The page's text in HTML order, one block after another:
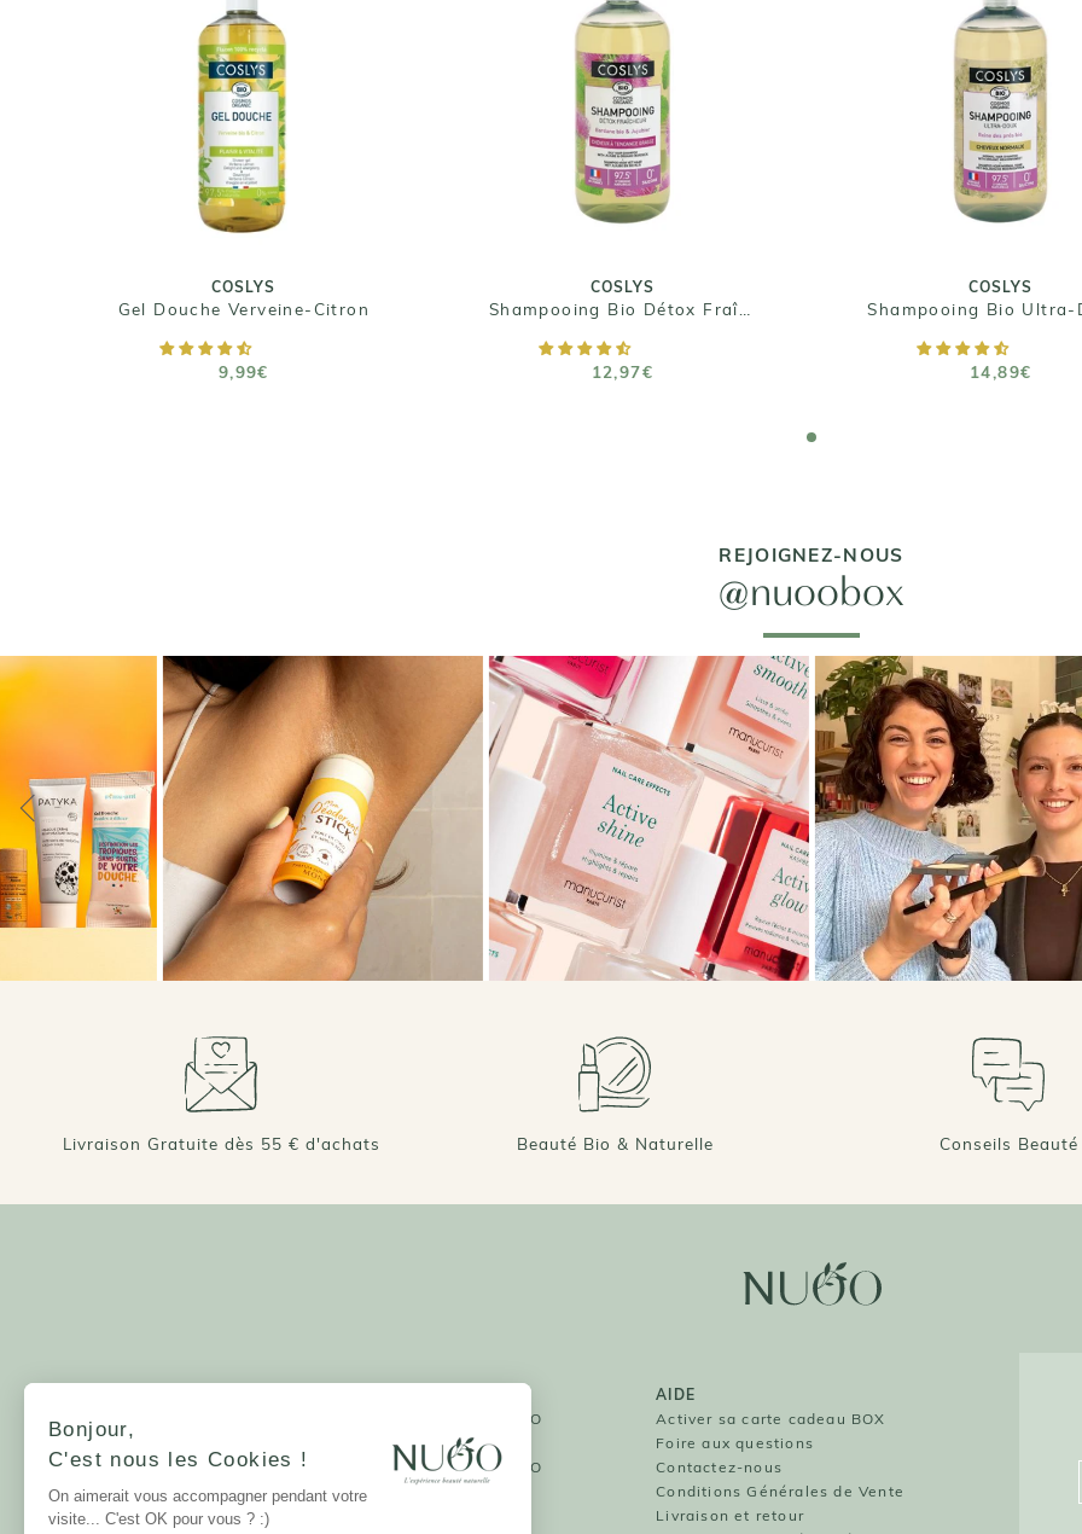
COSLYS
Gel Douche Verveine-Citron
9,99€
COSLYS
Gel Douche Verveine-
Citron
9,99€
Taille : 1 L
AJOUTER AU PANIER
COSLYS
12,97€
Shampooing Bio Détox
Fraîcheur - Cheveux à
tendance grasse
12,97€
Taille : 500 mL
AJOUTER AU PANIER
COSLYS
14,89€
COSLYS
Shampooing Bio
Doux - Cheveux
14,89€
Taille : 1 L
AJOUTER AU PANIER
REJOIGNEZ-NOUS
@nuoobox
Livraison Gratuite dès 55 € d'achats Beauté Bio & Naturelle Conseils Beauté
Qui sommes-nous?
Notre mission
Labels et certifications
Mentions légales
Devenir partenaire - PRO
Glossaire Beauté
Les guides beauté NUOO
Parrainage et fidélité
AIDE
Activer sa carte cadeau BOX
Foire aux questions
Contactez-nous
Conditions Générales de Vente
Livraison et retour
Bonjour,
C'est nous les Cookies !
On aimerait vous accompagner pendant votre
visite... C'est OK pour vous ? :)